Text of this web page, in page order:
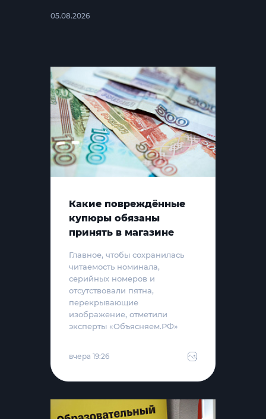
05.08.2026
Какие повреждённые
купюры обязаны
принять в магазине
Главное, чтобы сохранилась
читаемость номинала,
серийных номеров и
отсутствовали пятна,
перекрывающие
изображение, отметили
эксперты «Объясняем.РФ»
вчера 19:26